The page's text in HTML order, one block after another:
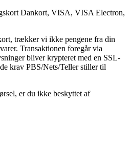
Dankort, VISA, VISA Electron,
trækker vi ikke pengene fra din
Transaktionen foregår via
bliver krypteret med en SSL-
krav PBS/Nets/Teller stiller til
er du ikke beskyttet af